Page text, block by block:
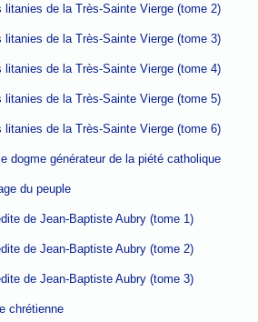
litanies de la Très-Sainte Vierge (tome 2)
litanies de la Très-Sainte Vierge (tome 3)
litanies de la Très-Sainte Vierge (tome 4)
litanies de la Très-Sainte Vierge (tome 5)
litanies de la Très-Sainte Vierge (tome 6)
dogme générateur de la piété catholique
du peuple
de Jean-Baptiste Aubry (tome 1)
de Jean-Baptiste Aubry (tome 2)
de Jean-Baptiste Aubry (tome 3)
chrétienne